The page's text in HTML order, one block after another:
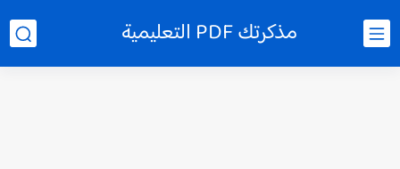
مذكرتك PDF التعليمية